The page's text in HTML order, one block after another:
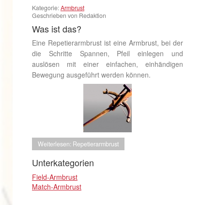
Kategorie:Armbrust
Geschrieben von Redaktion
Was ist das?
Eine Repetierarmbrust ist eine Armbrust, bei der
die Schritte Spannen, Pfeil einlegen und
auslösen mit einer einfachen, einhändigen
Bewegung ausgeführt werden können.
Weiterlesen: Repetierarmbrust
Unterkategorien
Field-Armbrust
Match-Armbrust